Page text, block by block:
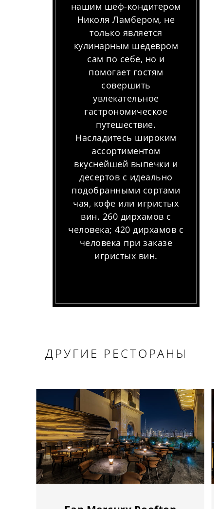
нашим шеф-кондитером
Николя Ламбером, не
только является
кулинарным шедевром
сам по себе, но и
помогает гостям
совершить
увлекательное
гастрономическое
путешествие.
Насладитесь широким
ассортиментом
вкуснейшей выпечки и
десертов с идеально
подобранными сортами
чая, кофе или игристых
вин. 260 дирхамов с
человека; 420 дирхамов с
человека при заказе
игристых вин.
ДРУГИЕ РЕСТОРАНЫ